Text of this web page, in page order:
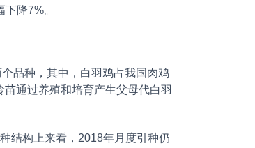
降7%。
品种，其中，白羽鸡占我国肉鸡
通过养殖和培育产生父母代白羽
结构上来看，2018年月度引种仍